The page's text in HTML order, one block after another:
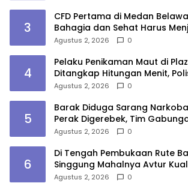
3
CFD Pertama di Medan
Bahagia dan Sehat Harus
Sudut Kota Medan
Agustus 2, 2026 0
4
Pelaku Penikaman Maut di
Ditangkap Hitungan Menit,
Agustus 2, 2026 0
5
Barak Diduga Sarang
Perak Digerebek, Tim
Lokasi
Agustus 2, 2026 0
6
Di Tengah Pembukaan Rute
Singgung Mahalnya Avtur
Agustus 2, 2026 0